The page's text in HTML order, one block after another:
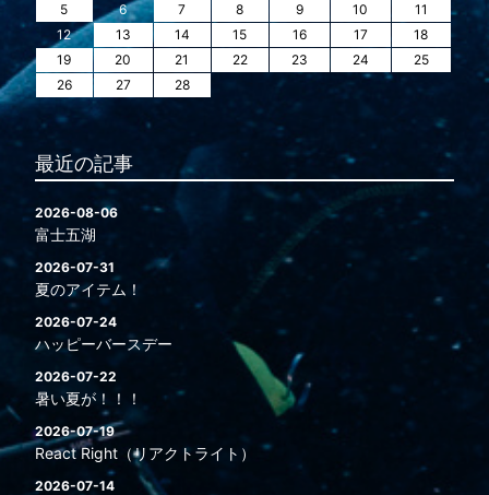
5
6 7 8 9 10
11
12
13 14 15 16 17
18
19
20 21 22 23 24
25
26
27 28
最近の記事
2026-08-06
富士五湖
2026-07-31
夏のアイテム！
2026-07-24
ハッピーバースデー
2026-07-22
暑い夏が！！！
2026-07-19
React Right（リアクトライト）
2026-07-14